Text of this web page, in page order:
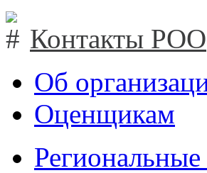
Контакты РОО
Об
Оценщикам